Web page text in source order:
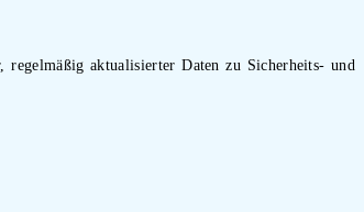
aktualisierter Daten zu Sicherheits- und